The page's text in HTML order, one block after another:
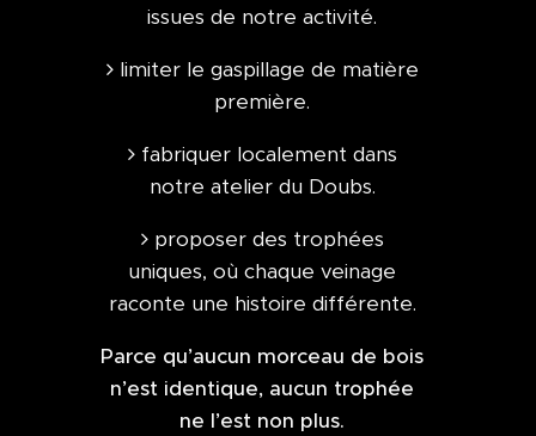
issues de notre activité.
limiter le gaspillage de matière
première.
fabriquer localement dans
notre atelier du Doubs.
proposer des trophées
uniques, où chaque veinage
raconte une histoire différente.
Parce qu’aucun morceau de bois
n’est identique, aucun trophée
ne l’est non plus.